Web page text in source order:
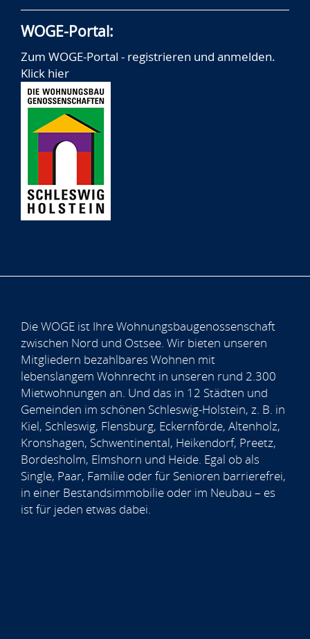
WOGE-Portal:
Zum WOGE-Portal - registrieren und anmelden.
Klick hier
Die WOGE ist Ihre Wohnungsbaugenossenschaft
zwischen Nord und Ostsee. Wir bieten unseren
Mitgliedern bezahlbares Wohnen mit
lebenslangem Wohnrecht in unseren rund 2.300
Mietwohnungen an. Und das in 12 Städten und
Gemeinden im schönen Schleswig-Holstein, z. B. in
Kiel, Schleswig, Flensburg, Eckernförde, Altenholz,
Kronshagen, Schwentinental, Heikendorf, Preetz,
Bordesholm, Elmshorn und Heide. Egal ob als
Single, Paar, Familie oder für Senioren barrierefrei,
in einer Bestandsimmobilie oder im Neubau – es
ist für jeden etwas dabei.